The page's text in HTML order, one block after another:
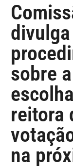
sobre
reitora
na